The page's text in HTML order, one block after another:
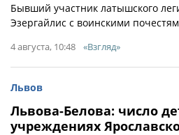
Бывший участник латышского
Эзергайлис с воинскими
4 августа, 10:48 «Взгляд»
Львов
Львова-Белова: число
учреждениях